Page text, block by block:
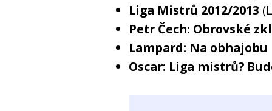
Liga Mistrů 2012/2013
Petr Čech: Obrovské
Lampard: Na obhajobu
Oscar: Liga mistrů?